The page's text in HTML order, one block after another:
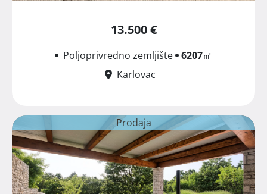
13.500 €
Poljoprivredno zemljište 6207㎡
Karlovac
Prodaja